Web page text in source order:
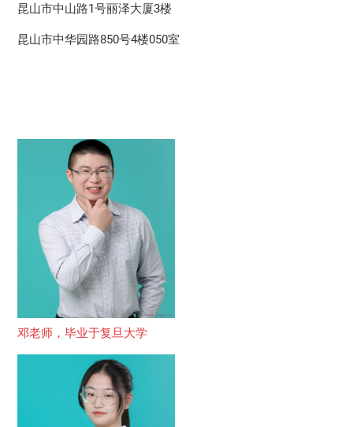
昆山市中山路1号丽泽大厦3楼
昆山市中华园路850号4楼050室
邓老师，毕业于复旦大学